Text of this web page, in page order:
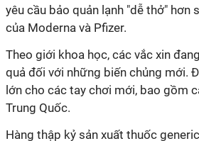
yêu cầu bảo quản lạnh "dễ thở" hơn
của Moderna và Pfizer.
Theo giới khoa học, các vắc xin
quả đối với những biến chủng mới.
lớn cho các tay chơi mới, bao gồm
Trung Quốc.
Hàng thập kỷ sản xuất thuốc